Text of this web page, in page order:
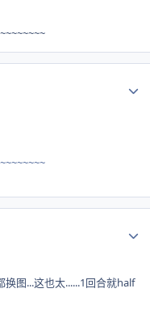
图...这也太......1回合就half